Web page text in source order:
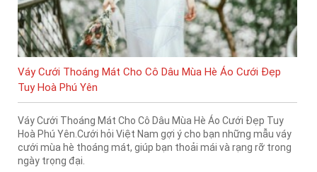
Váy Cưới Thoáng Mát Cho Cô Dâu Mùa Hè Áo Cưới Đẹp
Tuy Hoà Phú Yên
Váy Cưới Thoáng Mát Cho Cô Dâu Mùa Hè Áo Cưới Đẹp Tuy
Hoà Phú Yên.Cưới hỏi Việt Nam gợi ý cho bạn những mẫu váy
cưới mùa hè thoáng mát, giúp bạn thoải mái và rạng rỡ trong
ngày trọng đại.